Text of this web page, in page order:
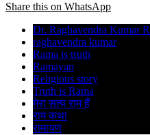
Share this on WhatsApp
Dr. Raghavendra Kumar
raghavendra kumar
Rama is truth
Ramayan
Religious story
Truth is Rama
मेरा सत्य राम हैं
राम कथा
रामायण